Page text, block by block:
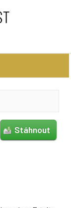
Stáhnout